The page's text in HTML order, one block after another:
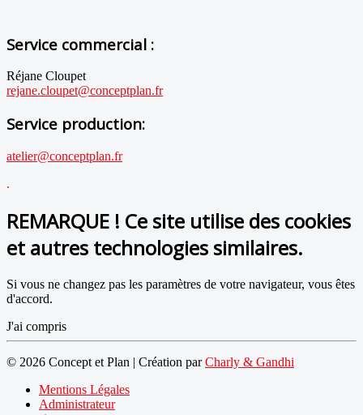
Service commercial :
Réjane Cloupet
rejane.cloupet@conceptplan.fr
Service production:
atelier@conceptplan.fr
.
REMARQUE ! Ce site utilise des cookies
et autres technologies similaires.
Si vous ne changez pas les paramètres de votre navigateur, vous êtes
d'accord.
J'ai compris
© 2026 Concept et Plan | Création parCharly & Gandhi
Mentions Légales
Administrateur